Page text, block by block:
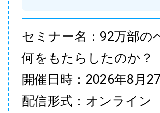
セミナー名：92万部の
何をもたらしたのか？
開催日時：2026年8月
配信形式：オンライン